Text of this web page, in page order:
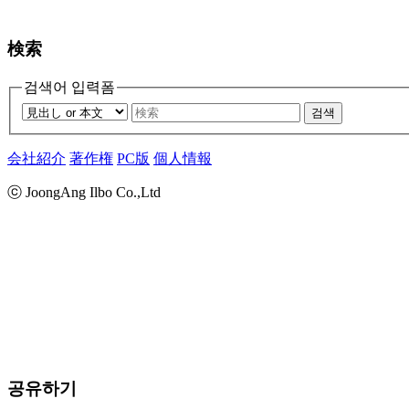
検索
검색어 입력폼
검색
会社紹介 著作権 PC版 個人情報
ⓒ JoongAng Ilbo Co.,Ltd
공유하기